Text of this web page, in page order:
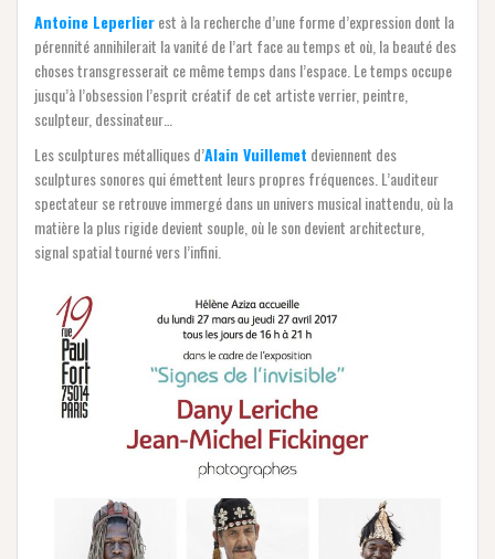
Antoine Leperlierest à la recherche d’une forme d’expression dont la
pérennité annihilerait la vanité de l’art face au temps et où, la beauté des
choses transgresserait ce même temps dans l’espace. Le temps occupe
jusqu’à l’obsession l’esprit créatif de cet artiste verrier, peintre,
sculpteur, dessinateur…
Les sculptures métalliques d’Alain Vuillemet deviennent des
sculptures sonores qui émettent leurs propres fréquences. L’auditeur
spectateur se retrouve immergé dans un univers musical inattendu, où la
matière la plus rigide devient souple, où le son devient architecture,
signal spatial tourné vers l’infini.